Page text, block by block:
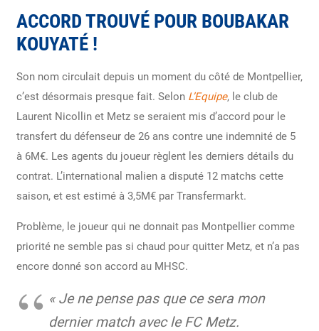
ACCORD TROUVÉ POUR BOUBAKAR
KOUYATÉ !
Son nom circulait depuis un moment du côté de Montpellier,
c’est désormais presque fait. Selon L’Equipe, le club de
Laurent Nicollin et Metz se seraient mis d’accord pour le
transfert du défenseur de 26 ans contre une indemnité de 5
à 6M€. Les agents du joueur règlent les derniers détails du
contrat. L’international malien a disputé 12 matchs cette
saison, et est estimé à 3,5M€ par Transfermarkt.
Problème, le joueur qui ne donnait pas Montpellier comme
priorité ne semble pas si chaud pour quitter Metz, et n’a pas
encore donné son accord au MHSC.
« Je ne pense pas que ce sera mon
dernier match avec le FC Metz.